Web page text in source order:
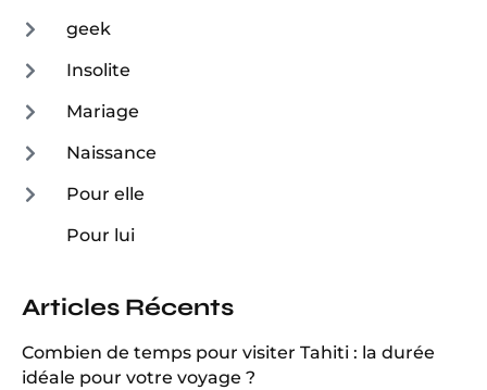
geek
Insolite
Mariage
Naissance
Pour elle
Pour lui
Articles Récents
Combien de temps pour visiter Tahiti : la durée
idéale pour votre voyage ?